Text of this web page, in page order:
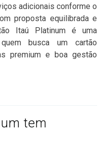
adicionais conforme o
proposta equilibrada e
Itaú Platinum é uma
busca um cartão
premium e boa gestão
tem